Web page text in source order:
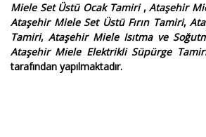
Miele Set Üstü Ocak Tamiri ,Ataşehir
Ataşehir Miele Set Üstü Fırın Tamiri,
Tamiri, Ataşehir Miele Isıtma ve
Ataşehir Miele Elektrikli Süpürge
tarafından yapılmaktadır.